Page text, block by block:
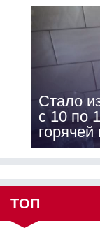
Стало
с 10 по
ТОП